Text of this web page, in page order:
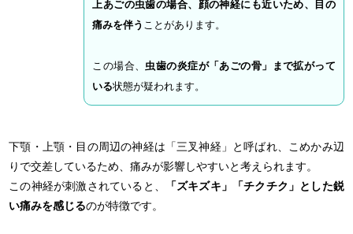
上あごの虫歯の場合、顔の神経にも近いため、目の
痛みを伴う ことがあります。
この場合、 虫歯の炎症が「あごの骨」まで拡がって
いる状態が疑われます。
下顎・上顎・目の周辺の神経は「三叉神経」と呼ばれ、こめかみ辺
りで交差しているため、痛みが影響しやすいと考えられます。
この神経が刺激されていると、
「ズキズキ」「チクチク」とした鋭
い痛みを感じるのが特徴です。